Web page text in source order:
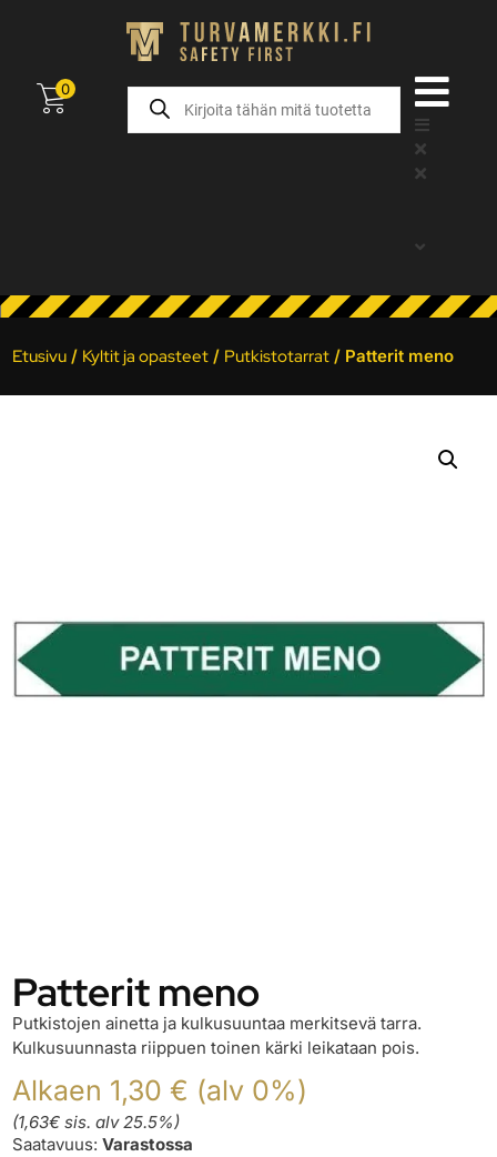
0
Etusivu / Kyltit ja opasteet / Putkistotarrat / Patterit meno
Patterit meno
Putkistojen ainetta ja kulkusuuntaa merkitsevä tarra.
Kulkusuunnasta riippuen toinen kärki leikataan pois.
Alkaen 1,30 € (alv 0%)
(1,63€ sis. alv 25.5%)
Saatavuus:Varastossa